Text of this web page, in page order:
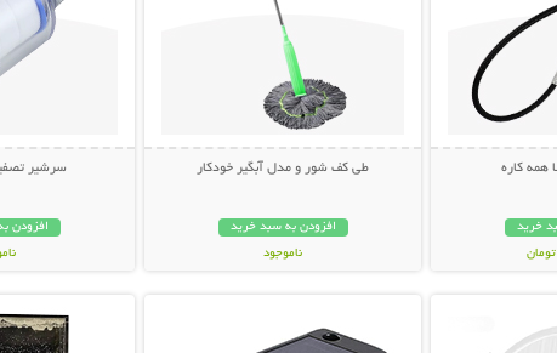
همه کاره
خرید
طی کف شور و مدل آبگیر خودکار
افزودن به سبد خرید
ناموجود
سرشیر
افزودن